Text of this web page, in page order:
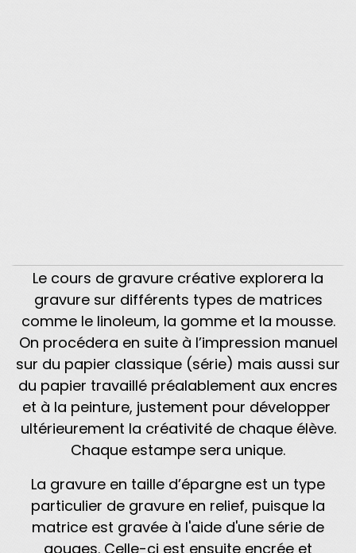
Le cours de gravure créative explorera la
gravure sur différents types de matrices
comme le linoleum, la gomme et la mousse.
On procédera en suite à l’impression manuel
sur du papier classique (série) mais aussi sur
du papier travaillé préalablement aux encres
et à la peinture, justement pour développer
ultérieurement la créativité de chaque élève.
Chaque estampe sera unique.
La gravure en taille d’épargne est un type
particulier de gravure en relief, puisque la
matrice est gravée à l'aide d'une série de
gouges. Celle-ci est ensuite encrée et